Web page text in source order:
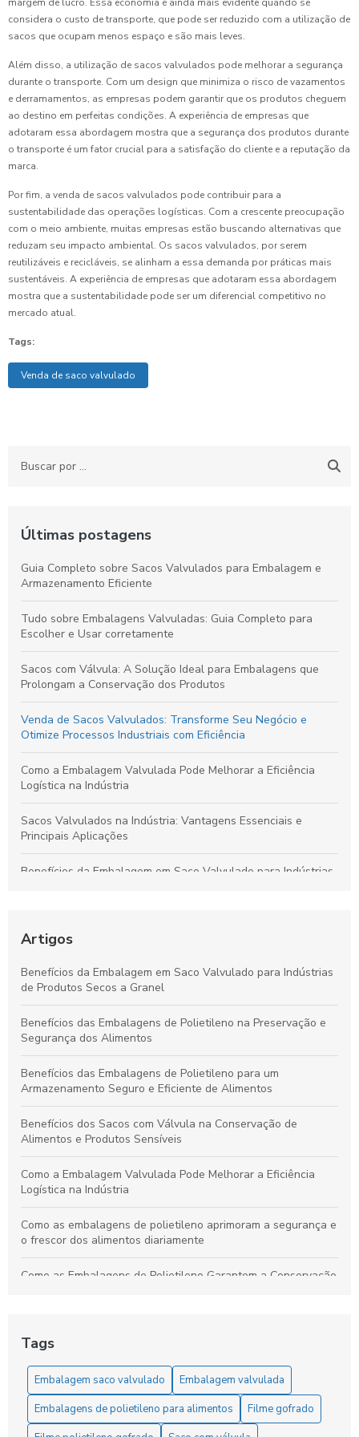
considera o custo de transporte, que pode ser reduzido com a utilização de
sacos que ocupam menos espaço e são mais leves.
Além disso, a utilização de sacos valvulados pode melhorar a segurança
durante o transporte. Com um design que minimiza o risco de vazamentos
e derramamentos, as empresas podem garantir que os produtos cheguem
ao destino em perfeitas condições. A experiência de empresas que
adotaram essa abordagem mostra que a segurança dos produtos durante
o transporte é um fator crucial para a satisfação do cliente e a reputação da
marca.
Por fim, a venda de sacos valvulados pode contribuir para a
sustentabilidade das operações logísticas. Com a crescente preocupação
com o meio ambiente, muitas empresas estão buscando alternativas que
reduzam seu impacto ambiental. Os sacos valvulados, por serem
reutilizáveis e recicláveis, se alinham a essa demanda por práticas mais
sustentáveis. A experiência de empresas que adotaram essa abordagem
mostra que a sustentabilidade pode ser um diferencial competitivo no
mercado atual.
Tags:
Venda de saco valvulado
Últimas postagens
Guia Completo sobre Sacos Valvulados para Embalagem e
Armazenamento Eficiente
Tudo sobre Embalagens Valvuladas: Guia Completo para
Escolher e Usar corretamente
Sacos com Válvula: A Solução Ideal para Embalagens que
Prolongam a Conservação dos Produtos
Venda de Sacos Valvulados: Transforme Seu Negócio e
Otimize Processos Industriais com Eficiência
Como a Embalagem Valvulada Pode Melhorar a Eficiência
Logística na Indústria
Sacos Valvulados na Indústria: Vantagens Essenciais e
Principais Aplicações
Benefícios da Embalagem em Saco Valvulado para Indústrias
Durabilidade, Conservação e Sustentabilidade
Como o Saco com Válvula Transforma o Armazenamento e
Conservação de Produtos
Vantagens dos Sacos com Válvula para Armazenamento
Seguro e Duradouro
Artigos
Benefícios da Embalagem em Saco Valvulado para Indústrias
de Produtos Secos a Granel
Benefícios das Embalagens de Polietileno na Preservação e
Segurança dos Alimentos
Benefícios das Embalagens de Polietileno para um
Armazenamento Seguro e Eficiente de Alimentos
Benefícios dos Sacos com Válvula na Conservação de
Alimentos e Produtos Sensíveis
Como a Embalagem Valvulada Pode Melhorar a Eficiência
Logística na Indústria
Como as embalagens de polietileno aprimoram a segurança e
o frescor dos alimentos diariamente
Como as Embalagens de Polietileno Garantem a Conservação
Frescos e Seguros na Cozinha
Como as Embalagens de Polietileno Melhoram a Conservação
e Realçam o Sabor dos Alimentos
Como o Saco com Válvula Transforma o Armazenamento e
Tags
Embalagem saco valvulado
Embalagem valvulada
Embalagens de polietileno para alimentos
Filme gofrado